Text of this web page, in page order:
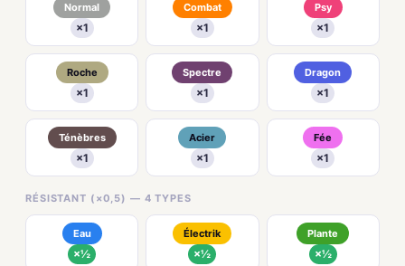
Normal
×1
Combat
×1
Psy
×1
Roche
×1
Spectre
×1
Dragon
×1
Ténèbres
×1
Acier
×1
Fée
×1
RÉSISTANT (×0,5) — 4 TYPES
Eau
×½
Électrik
×½
Plante
×½